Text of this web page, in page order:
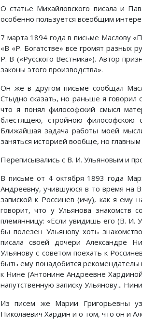
О статье Михайловского писала и
особенно пользуется всеобщим
7 марта 1894 года в письме Маслову
«В «Р. Богатстве» все громят разных
Р. В («Русского Вестника»). Автор
законы этого производства».
Он же в другом письме сообщал
Стыдно сказать, но раньше я говорил
что я понял философский смысл
блестящею, стройною
Ближайшая задача работы моей
заняться историей вообще, но
Переписывались с В. И. Ульяновым и
В письме от 4 октября 1893 года
Андреевну, учившуюся в то время на
запиской к Россинев (ичу), как я ему
говорит, что у Ульянова знакомств
племянницу: «Если увидишь его (В. И.
бы полезен Ульянову хоть
писала своей дочери Александре
Ульянову с советом поехать к
быть ему понадобится
к Нине (Антонине Андреевне
напутственную записку Ульянову...
Из писем же Марии Григорьевны
Николаевич Хардин и о том, что он и